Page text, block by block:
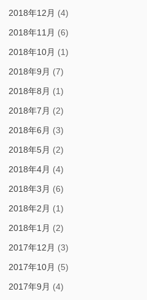
2018年12月 (4)
2018年11月 (6)
2018年10月 (1)
2018年9月 (7)
2018年8月 (1)
2018年7月 (2)
2018年6月 (3)
2018年5月 (2)
2018年4月 (4)
2018年3月 (6)
2018年2月 (1)
2018年1月 (2)
2017年12月 (3)
2017年10月 (5)
2017年9月 (4)